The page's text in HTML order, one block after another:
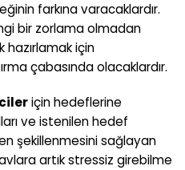
farkına varacaklardır.
bir zorlama olmadan
için
çabasında olacaklardır.
için hedeflerine
ve istenilen hedef
şekillenmesini sağlayan
artık stressiz girebilme